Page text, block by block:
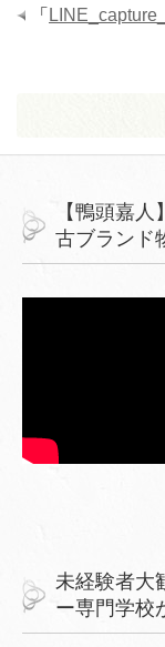
「
【鴨頭嘉
古ブランド
未経験者大
ー専門学校